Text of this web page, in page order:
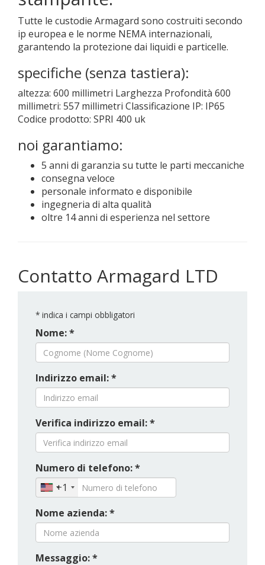
Tutte le custodie Armagard sono costruiti secondo
ip europea e le norme NEMA internazionali,
garantendo la protezione dai liquidi e particelle.
specifiche (senza tastiera):
altezza: 600 millimetri Larghezza Profondità 600
millimetri: 557 millimetri Classificazione IP: IP65
Codice prodotto: SPRI 400 uk
noi garantiamo:
5 anni di garanzia su tutte le parti meccaniche
consegna veloce
personale informato e disponibile
ingegneria di alta qualità
oltre 14 anni di esperienza nel settore
Contatto Armagard LTD
* indica i campi obbligatori
Nome: *
Indirizzo email: *
Verifica indirizzo email: *
Numero di telefono: *
+1
Nome azienda: *
Messaggio: *